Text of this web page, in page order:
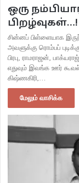
ஒரு
சின்னப் பிள்ளையாக
அவளுக்கு ரொம்பப்
பிரபு, ராமராஜன்,
எதுவும் இவங்க ஊர்
கிஷ்ணகிரி,…
மேலும் வாசிக்க